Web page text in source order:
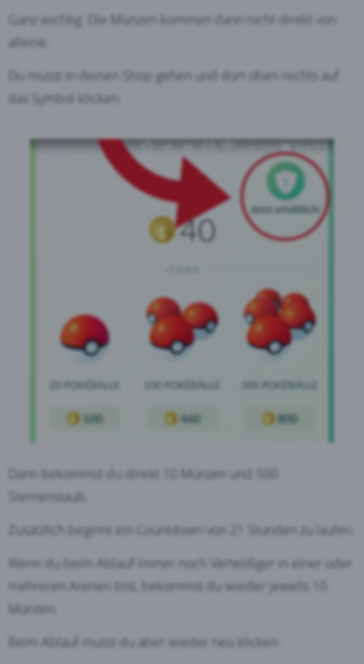
Ganz wichtig: Die Münzen kommen dann nicht direkt von
alleine.
Du musst in deinen Shop gehen und dort oben rechts auf
das Symbol klicken.
Dann bekommst du direkt 10 Münzen und 500
Sternenstaub.
Zusätzlich beginnt ein Countdown von 21 Stunden zu laufen.
Wenn du beim Ablauf immer noch Verteidiger in einer oder
mehreren Arenen bist, bekommst du wieder jeweils 10
Münzen.
Beim Ablauf musst du aber wieder neu klicken.